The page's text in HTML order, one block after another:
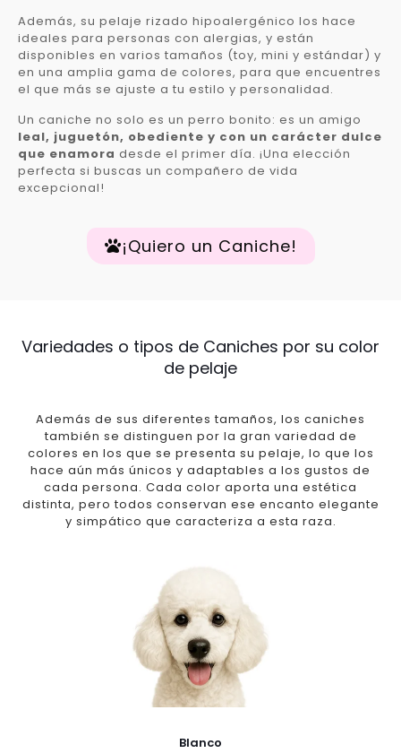
Además, su pelaje rizado hipoalergénico los hace
ideales para personas con alergias, y están
disponibles en varios tamaños (toy, mini y estándar) y
en una amplia gama de colores, para que encuentres
el que más se ajuste a tu estilo y personalidad.
Un caniche no solo es un perro bonito: es un amigo
leal, juguetón, obediente y con un carácter dulce
que enamora desde el primer día. ¡Una elección
perfecta si buscas un compañero de vida
excepcional!
¡Quiero un Caniche!
Variedades o tipos de Caniches por su color
de pelaje
Además de sus diferentes tamaños, los caniches
también se distinguen por la gran variedad de
colores en los que se presenta su pelaje, lo que los
hace aún más únicos y adaptables a los gustos de
cada persona. Cada color aporta una estética
distinta, pero todos conservan ese encanto elegante
y simpático que caracteriza a esta raza.
Blanco